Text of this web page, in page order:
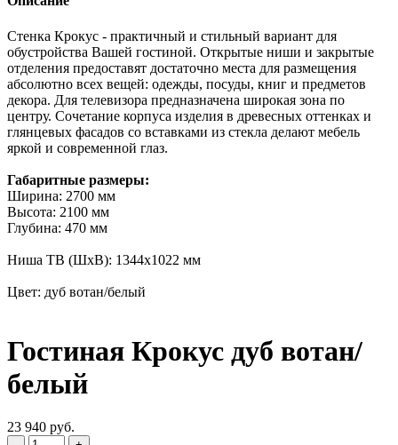
Стенка Крокус - практичный и стильный вариант для
обустройства Вашей гостиной. Открытые ниши и закрытые
отделения предоставят достаточно места для размещения
абсолютно всех вещей: одежды, посуды, книг и предметов
декора. Для телевизора предназначена широкая зона по
центру. Сочетание корпуса изделия в древесных оттенках и
глянцевых фасадов со вставками из стекла делают мебель
яркой и современной глаз.
Габаритные размеры:
Ширина: 2700 мм
Высота: 2100 мм
Глубина: 470 мм
Ниша ТВ (ШхВ): 1344х1022 мм
Цвет: дуб вотан/белый
Гостиная Крокус дуб вотан/
белый
23 940 руб.